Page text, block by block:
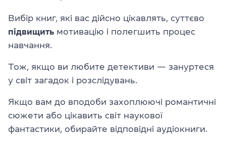
Вибір книг, які вас дійсно цікавлять, суттєво
підвищить мотивацію і полегшить процес
навчання.
Тож, якщо ви любите детективи — зануртеся
у світ загадок і розслідувань.
Якщо вам до вподоби захоплюючі романтичні
сюжети або цікавить світ наукової
фантастики, обирайте відповідні аудіокниги.